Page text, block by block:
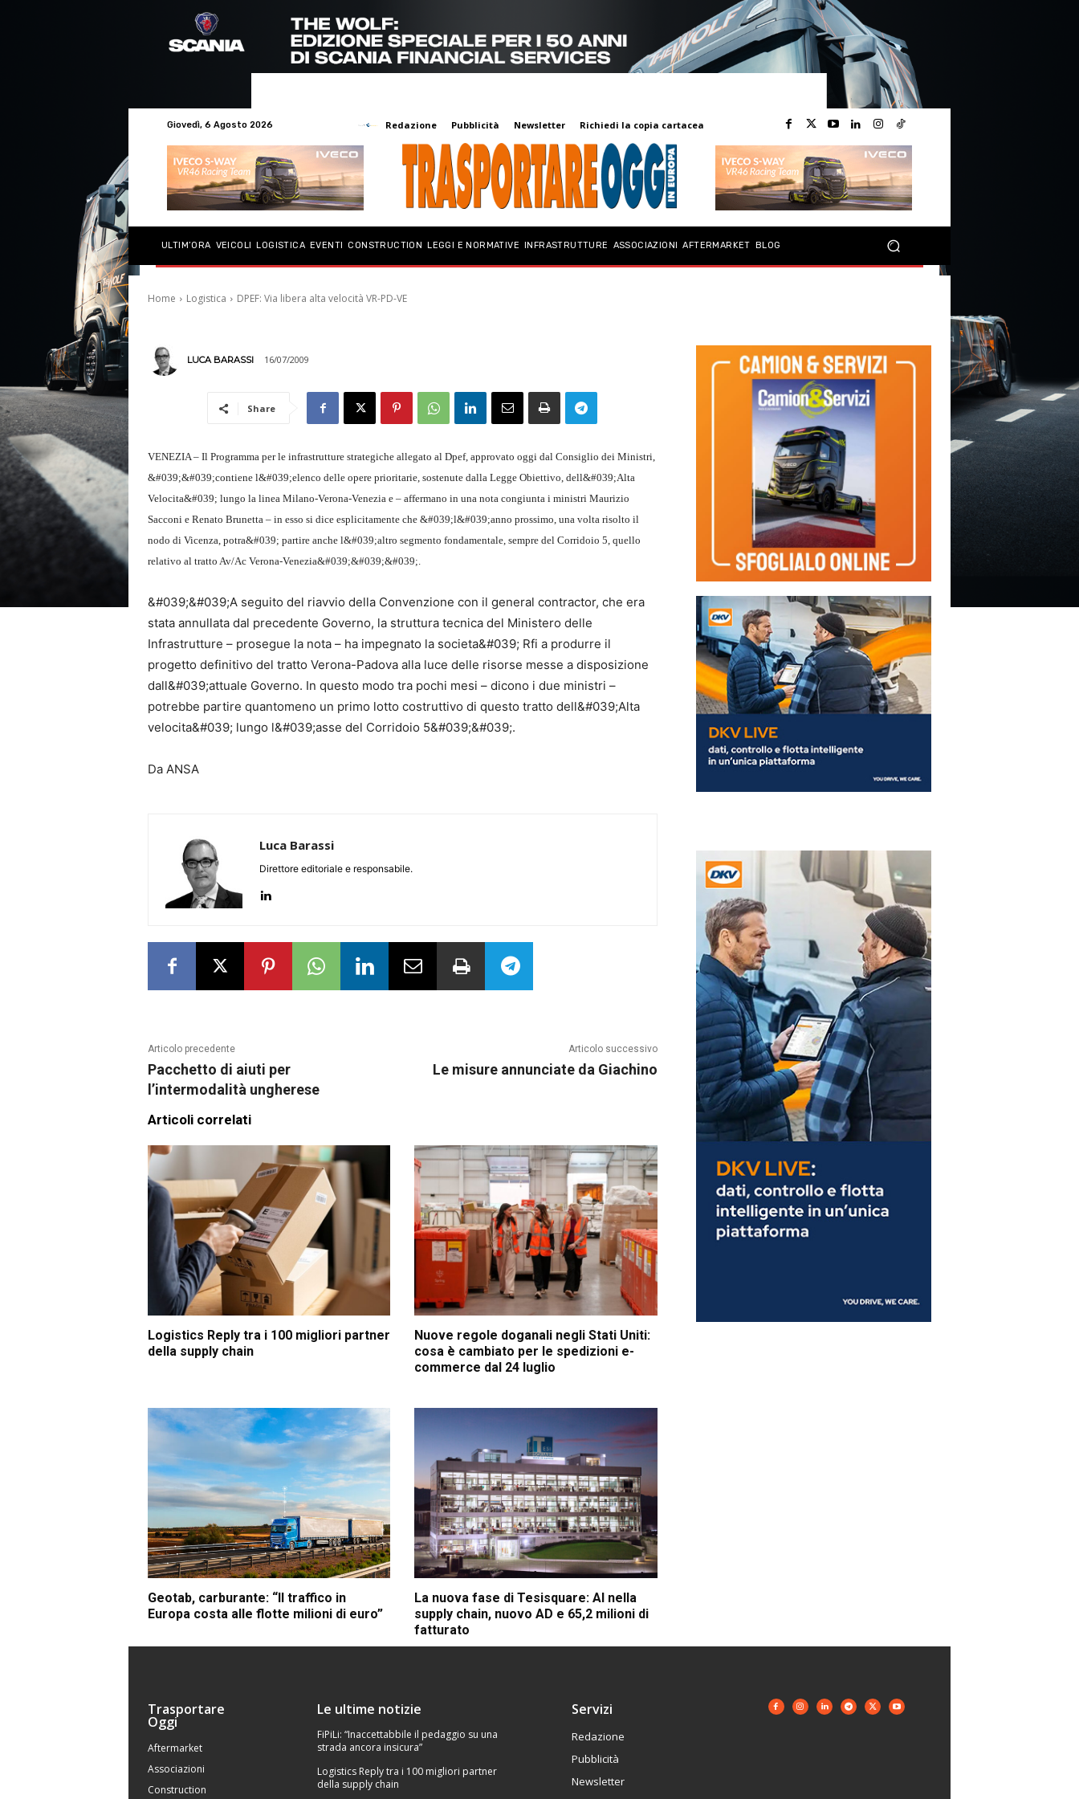
Giovedì, 6 Agosto 2026 Redazione Pubblicità Newsletter Richiedi la copia cartacea
ULTIM’ORA VEICOLI LOGISTICA EVENTI CONSTRUCTION LEGGI E NORMATIVE INFRASTRUTTURE ASSOCIAZIONI AFTERMARKET BLOG
Home Logistica DPEF: Via libera alta velocità VR-PD-VE
DPEF: Via libera alta velocità
VR-PD-VE
LUCA BARASSI 16/07/2009
Share
VENEZIA – Il Programma per le infrastrutture strategiche allegato al Dpef, approvato oggi dal Consiglio dei Ministri,
&#039;&#039;contiene l&#039;elenco delle opere prioritarie, sostenute dalla Legge Obiettivo, dell&#039;Alta
Velocita&#039; lungo la linea Milano-Verona-Venezia e – affermano in una nota congiunta i ministri Maurizio
Sacconi e Renato Brunetta – in esso si dice esplicitamente che &#039;l&#039;anno prossimo, una volta risolto il
nodo di Vicenza, potra&#039; partire anche l&#039;altro segmento fondamentale, sempre del Corridoio 5, quello
relativo al tratto Av/Ac Verona-Venezia&#039;&#039;&#039;.
&#039;&#039;A seguito del riavvio della Convenzione con il general contractor, che era
stata annullata dal precedente Governo, la struttura tecnica del Ministero delle
Infrastrutture – prosegue la nota – ha impegnato la societa&#039; Rfi a produrre il
progetto definitivo del tratto Verona-Padova alla luce delle risorse messe a disposizione
dall&#039;attuale Governo. In questo modo tra pochi mesi – dicono i due ministri –
potrebbe partire quantomeno un primo lotto costruttivo di questo tratto dell&#039;Alta
velocita&#039; lungo l&#039;asse del Corridoio 5&#039;&#039;.
Da ANSA
Luca Barassi
Direttore editoriale e responsabile.
Articolo precedente
Pacchetto di aiuti per
l’intermodalità ungherese
Articolo successivo
Le misure annunciate da Giachino
Articoli correlati
Logistics Reply tra i 100 migliori partner
della supply chain
Nuove regole doganali negli Stati Uniti:
cosa è cambiato per le spedizioni e-
commerce dal 24 luglio
Geotab, carburante: “Il traffico in
Europa costa alle flotte milioni di euro”
La nuova fase di Tesisquare: AI nella
supply chain, nuovo AD e 65,2 milioni di
fatturato
Trasportare
Oggi
Aftermarket
Associazioni
Construction
Le ultime notizie
FiPiLi: “Inaccettabbile il pedaggio su una
strada ancora insicura”
Logistics Reply tra i 100 migliori partner
della supply chain
Servizi
Redazione
Pubblicità
Newsletter